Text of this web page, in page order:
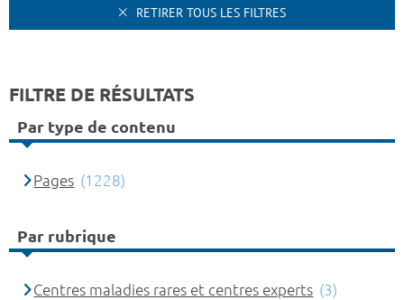
RETIRER TOUS LES FILTRES
FILTRE DE RÉSULTATS
Par type de contenu
Pages (1228)
Par rubrique
Centres maladies rares et centres experts (3)